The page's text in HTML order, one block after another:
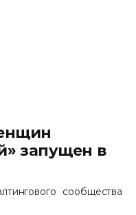
запущен в
сообщества